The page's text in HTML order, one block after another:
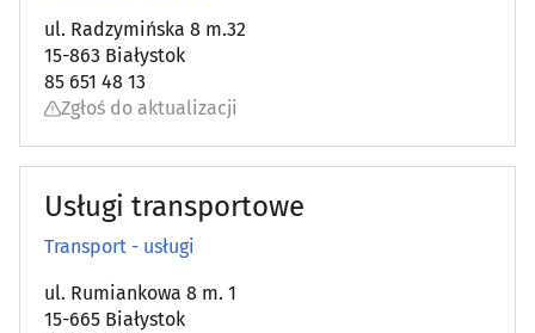
ul. Radzymińska 8 m.32
15-863 Białystok
85 651 48 13
Zgłoś do aktualizacji
Usługi transportowe
Transport - usługi
ul. Rumiankowa 8 m. 1
15-665 Białystok